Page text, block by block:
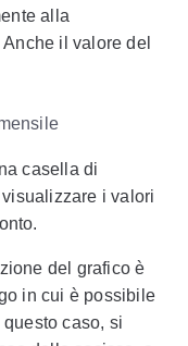
alla
il valore del
casella di
i valori
del grafico è
in cui è possibile
questo caso, si